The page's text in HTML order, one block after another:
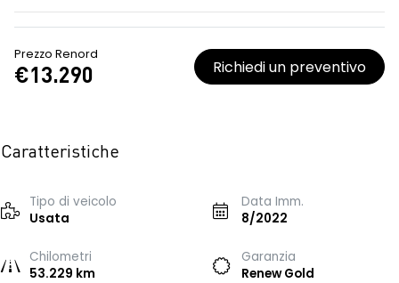
Prezzo Renord
€13.290 Richiedi un preventivo
Caratteristiche
Tipo di veicolo
Usata
Data Imm.
8/2022
Chilometri
53.229 km
Garanzia
Renew Gold